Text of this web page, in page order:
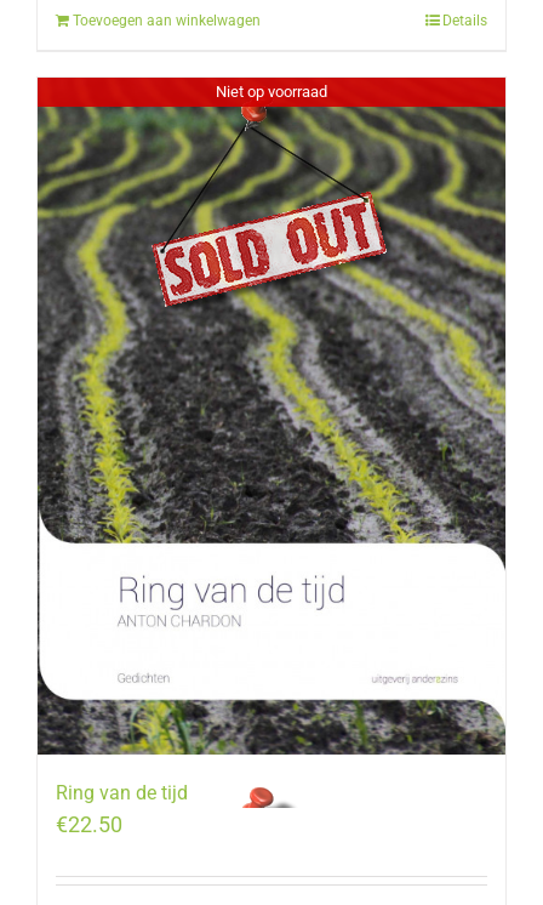
€12.50.€10.00.
Toevoegen aan winkelwagen Details
Niet op voorraad
Ring van de tijd
€22.50